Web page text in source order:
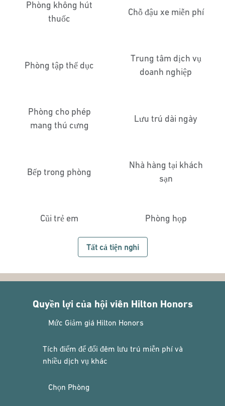
Phòng không hút
thuốc
Chỗ đậu xe miễn phí
Phòng tập thể dục
Trung tâm dịch vụ
doanh nghiệp
Phòng cho phép
mang thú cưng
Lưu trú dài ngày
Bếp trong phòng
Nhà hàng tại khách
sạn
Cũi trẻ em Phòng họp
Tất cả tiện nghi
Quyền lợi của hội viên Hilton Honors
Mức Giảm giá Hilton Honors
Tích điểm để đổi đêm lưu trú miễn phí và
nhiều dịch vụ khác
Chọn Phòng